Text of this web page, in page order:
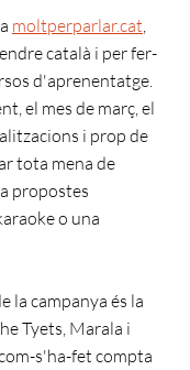
moltperparlar.cat
català i per fer-
d'aprenentatge.
el mes de març, el
i prop de
tota mena de
propostes
o una
la campanya és la
Tyets, Marala i
s'ha-fet compta